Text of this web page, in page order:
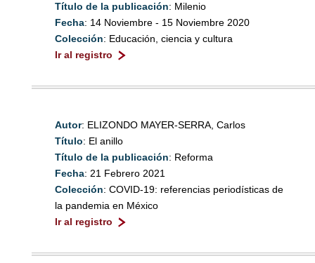
Título de la publicación: Milenio
Fecha: 14 Noviembre - 15 Noviembre 2020
Colección: Educación, ciencia y cultura
Ir al registro
Autor: ELIZONDO MAYER-SERRA, Carlos
Título: El anillo
Título de la publicación: Reforma
Fecha: 21 Febrero 2021
Colección: COVID-19: referencias periodísticas de
la pandemia en México
Ir al registro